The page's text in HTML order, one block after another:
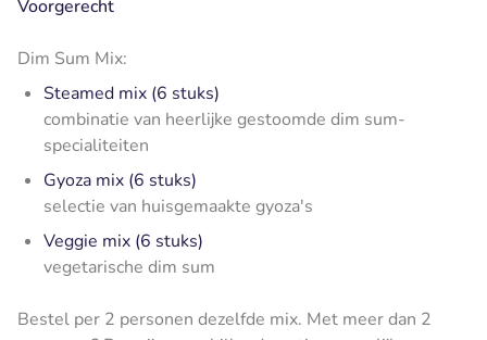
Voorgerecht
Dim Sum Mix:
Steamed mix (6 stuks)
combinatie van heerlijke gestoomde dim sum-
specialiteiten
Gyoza mix (6 stuks)
selectie van huisgemaakte gyoza's
Veggie mix (6 stuks)
vegetarische dim sum
Bestel per 2 personen dezelfde mix. Met meer dan 2